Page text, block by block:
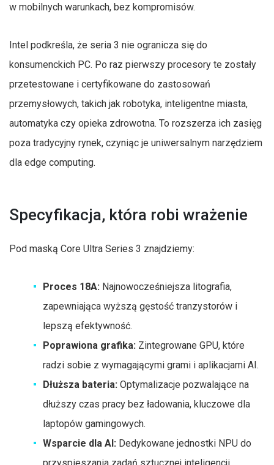
w mobilnych warunkach, bez kompromisów.
Intel podkreśla, że seria 3 nie ogranicza się do
konsumenckich PC. Po raz pierwszy procesory te zostały
przetestowane i certyfikowane do zastosowań
przemysłowych, takich jak robotyka, inteligentne miasta,
automatyka czy opieka zdrowotna. To rozszerza ich zasięg
poza tradycyjny rynek, czyniąc je uniwersalnym narzędziem
dla edge computing.
Specyfikacja, która robi wrażenie
Pod maską Core Ultra Series 3 znajdziemy:
Proces 18A: Najnowocześniejsza litografia,
zapewniająca wyższą gęstość tranzystorów i
lepszą efektywność.
Poprawiona grafika: Zintegrowane GPU, które
radzi sobie z wymagającymi grami i aplikacjami AI.
Dłuższa bateria: Optymalizacje pozwalające na
dłuższy czas pracy bez ładowania, kluczowe dla
laptopów gamingowych.
Wsparcie dla AI: Dedykowane jednostki NPU do
przyspieszania zadań sztucznej inteligencji.